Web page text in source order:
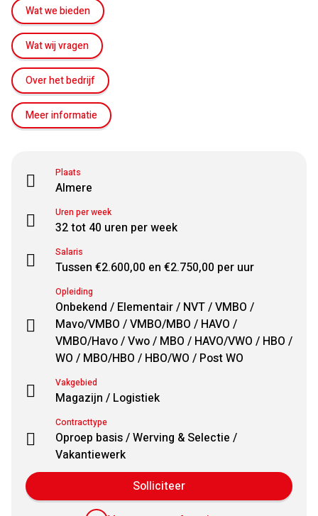
Wat we bieden
Wat wij vragen
Over het bedrijf
Meer informatie
Plaats
Almere
Uren per week
32 tot 40 uren per week
Salaris
Tussen €2.600,00 en €2.750,00 per uur
Opleiding
Onbekend / Elementair / NVT / VMBO /
Mavo/VMBO / VMBO/MBO / HAVO /
VMBO/Havo / Vwo / MBO / HAVO/VWO / HBO /
WO / MBO/HBO / HBO/WO / Post WO
Vakgebied
Magazijn / Logistiek
Contracttype
Oproep basis / Werving & Selectie /
Vakantiewerk
Solliciteer